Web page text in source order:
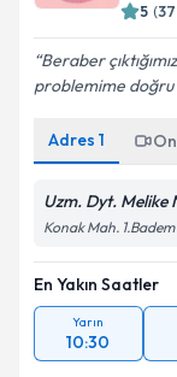
Kişisel
Metni
5 (
Beraber
problemime
Adres 1
Uzm. Dyt. Melike
Konak Mah.
En Yakın Saatler
Yarın
10:30